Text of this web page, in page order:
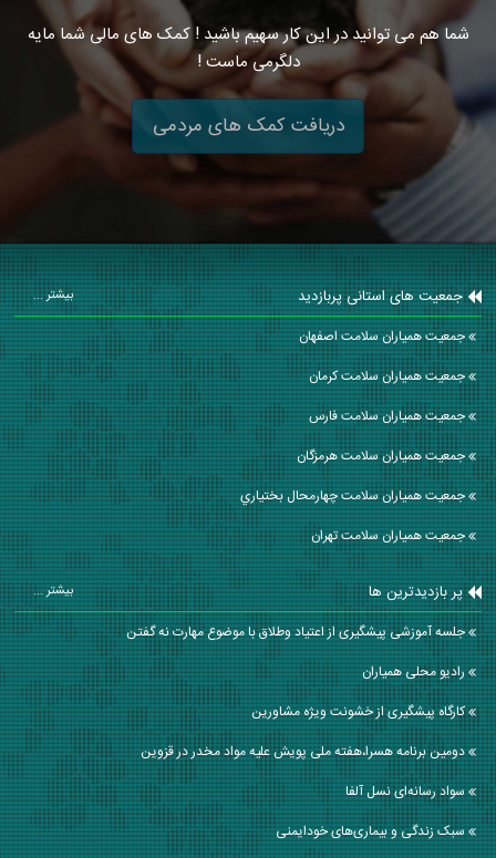
شما هم می توانید در این کار سهیم باشید ! کمک های مالی شما مایه
دلگرمی ماست !
دریافت کمک های مردمی
جمعیت های استانی پربازدید بیشتر ...
جمعیت همیاران سلامت اصفهان
جمعیت همیاران سلامت كرمان
جمعیت همیاران سلامت فارس
جمعیت همیاران سلامت هرمزگان
جمعیت همیاران سلامت چهارمحال بختياري
جمعیت همیاران سلامت تهران
پر بازدیدترین ها بیشتر ...
جلسه آموزشی پیشگیری از اعتیاد وطلاق با موضوع مهارت نه گفتن
رادیو محلی همیاران
کارگاه پیشگیری از خشونت ویژه مشاورین
دومین برنامه هسرا،هفته ملی پویش علیه مواد مخدر در قزوین
سواد رسانه‌ای نسل آلفا
سبک زندگی و بیماری‌های خودایمنی